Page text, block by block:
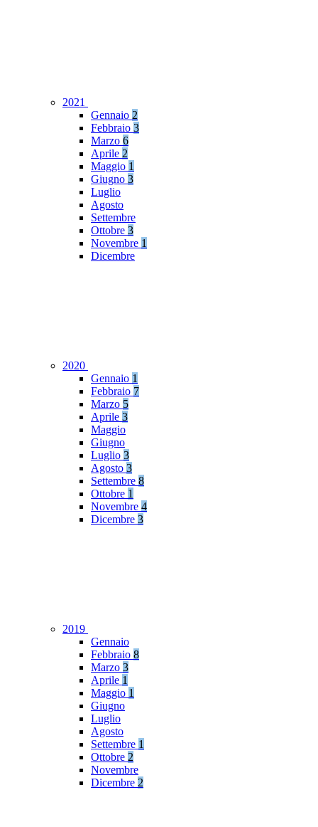
2021
Gennaio 2
Febbraio 3
Marzo 6
Aprile 2
Maggio 1
Giugno 3
Luglio
Agosto
Settembre
Ottobre 3
Novembre 1
Dicembre
2020
Gennaio 1
Febbraio 7
Marzo 5
Aprile 3
Maggio
Giugno
Luglio 3
Agosto 3
Settembre 8
Ottobre 1
Novembre 4
Dicembre 3
2019
Gennaio
Febbraio 8
Marzo 3
Aprile 1
Maggio 1
Giugno
Luglio
Agosto
Settembre 1
Ottobre 2
Novembre
Dicembre 2